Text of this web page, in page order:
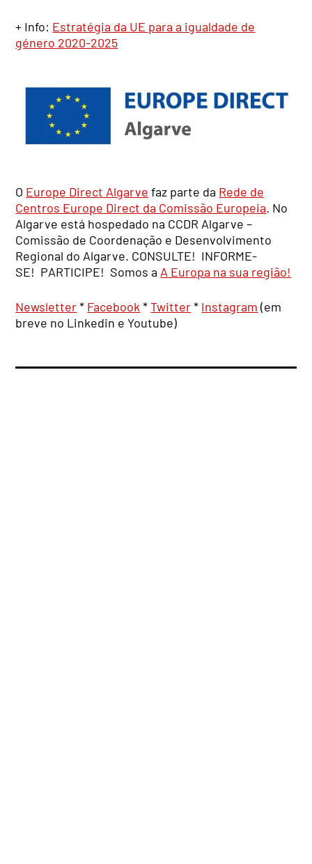
+ Info: Estratégia da UE para a igualdade de
género 2020-2025
O Europe Direct Algarve faz parte da Rede de
Centros Europe Direct da Comissão Europeia. No
Algarve está hospedado na CCDR Algarve –
Comissão de Coordenação e Desenvolvimento
Regional do Algarve. CONSULTE! INFORME-
SE! PARTICIPE! Somos a A Europa na sua região!
Newsletter* Facebook *Twitter* Instagram (em
breve no Linkedin e Youtube)